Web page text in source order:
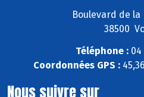
Boulevard de la
38500
Téléphone :04
Coordonnées GPS :
Nous suivre sur